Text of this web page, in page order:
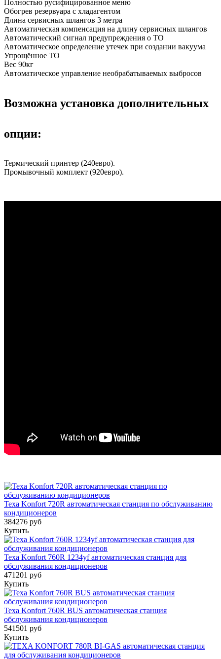
Полностью русифицированное меню
Обогрев резервуара с хладагентом
Длина сервисных шлангов 3 метра
Автоматическая компенсация на длину сервисных шлангов
Автоматический сигнал предупреждения о ТО
Автоматическое определение утечек при создании вакуума
Упрощённое ТО
Вес 90кг
Автоматическое управление необрабатываемых выбросов
Возможна установка дополнительных
опции:
Термический принтер (240евро).
Промывочный комплект (920евро).
Texa Konfort 720R автоматическая станция по обслуживанию
кондиционеров
384276 руб
Купить
Texa Konfort 760R 1234yf автоматическая станция для
обслуживания кондиционеров
471201 руб
Купить
Texa Konfort 760R BUS автоматическая станция
обслуживания кондиционеров
541501 руб
Купить